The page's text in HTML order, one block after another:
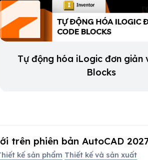
Tự động hóa iLogic đơn giản
Blocks
trên phiên bản AutoCAD
kế sản phẩm Thiết kế và sản xuất